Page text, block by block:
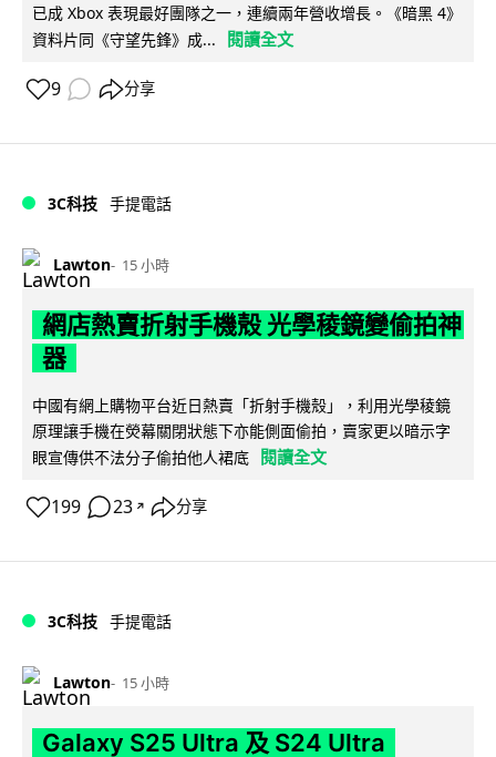
已成 Xbox 表現最好團隊之一，連續兩年營收增長。《暗黑 4》
資料片同《守望先鋒》成...
閱讀全文
9 分享
3C科技 手提電話
Lawton 15 小時
網店熱賣折射手機殼 光學稜鏡變偷拍神
器
中國有網上購物平台近日熱賣「折射手機殼」，利用光學稜鏡
原理讓手機在熒幕關閉狀態下亦能側面偷拍，賣家更以暗示字
眼宣傳供不法分子偷拍他人裙底
閱讀全文
199 23 ↗ 分享
3C科技 手提電話
Lawton 15 小時
Galaxy S25 Ultra 及 S24 Ultra